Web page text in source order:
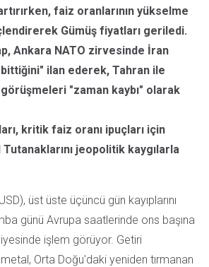
faiz oranlarının yükselme
Gümüş fiyatları geriledi.
Ankara NATO zirvesinde İran
ilan ederek, Tahran ile
"zaman kaybı" olarak
kritik faiz oranı ipuçları için
jeopolitik kaygılarla
üst üste üçüncü gün kayıplarını
günü Avrupa saatlerinde ons başına
işlem görüyor. Getiri
Orta Doğu'daki yeniden tırmanan